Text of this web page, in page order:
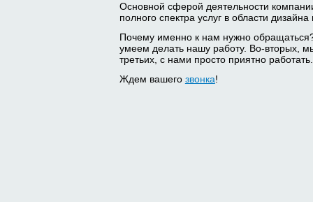
Основной сферой деятельности
полного спектра услуг в области
Почему именно к нам нужно
умеем делать нашу работу. Во-вторых,
третьих, с нами просто приятно работать.
Ждем вашего звонка!